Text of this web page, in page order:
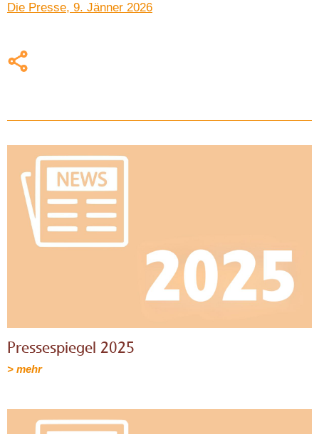
Die Presse, 9. Jänner 2026
Pressespiegel 2025
> mehr